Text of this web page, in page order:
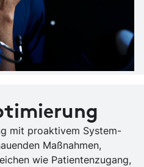
mit proaktivem System-
Maßnahmen,
wie Patientenzugang,